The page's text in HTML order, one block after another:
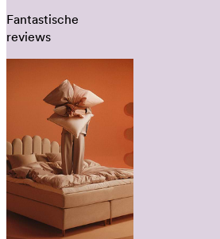
Fantastische
reviews